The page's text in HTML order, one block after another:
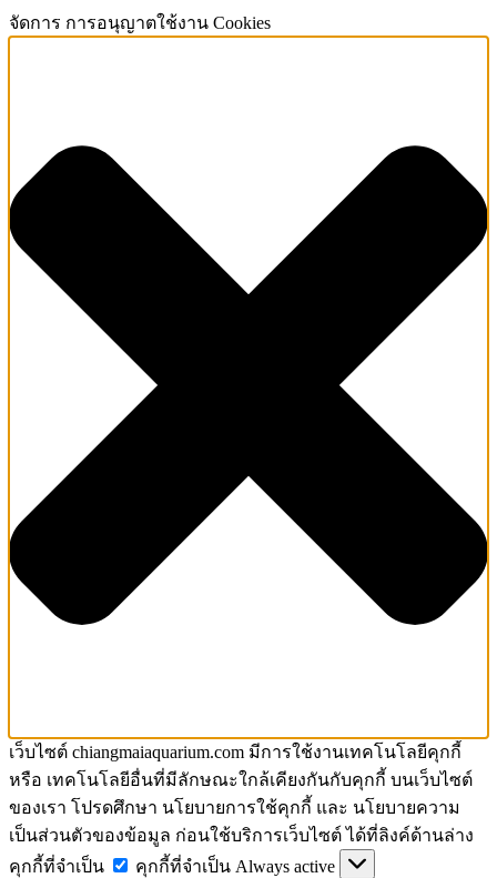
จัดการ การอนุญาตใช้งาน Cookies
เว็บไซต์ chiangmaiaquarium.com มีการใช้งานเทคโนโลยีคุกกี้
หรือ เทคโนโลยีอื่นที่มีลักษณะใกล้เคียงกันกับคุกกี้ บนเว็บไซต์
ของเรา โปรดศึกษา นโยบายการใช้คุกกี้ และ นโยบายความ
เป็นส่วนตัวของข้อมูล ก่อนใช้บริการเว็บไซต์ ได้ที่ลิงค์ด้านล่าง
คุกกี้ที่จำเป็น
คุกกี้ที่จำเป็น Always active